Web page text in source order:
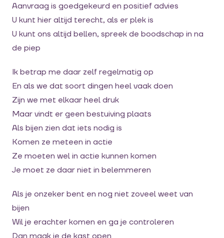
Aanvraag is goedgekeurd en positief advies
U kunt hier altijd terecht, als er plek is
U kunt ons altijd bellen, spreek de boodschap in na
de piep
Ik betrap me daar zelf regelmatig op
En als we dat soort dingen heel vaak doen
Zijn we met elkaar heel druk
Maar vindt er geen bestuiving plaats
Als bijen zien dat iets nodig is
Komen ze meteen in actie
Ze moeten wel in actie kunnen komen
Je moet ze daar niet in belemmeren
Als je onzeker bent en nog niet zoveel weet van
bijen
Wil je erachter komen en ga je controleren